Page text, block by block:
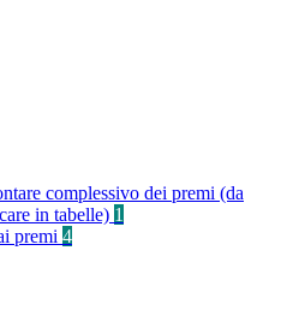
complessivo dei premi (da
in tabelle) 1
premi 4